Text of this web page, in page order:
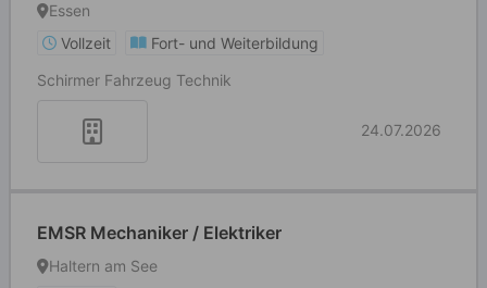
Essen
Vollzeit
Fort- und Weiterbildung
Schirmer Fahrzeug Technik
24.07.2026
EMSR Mechaniker / Elektriker
Haltern am See